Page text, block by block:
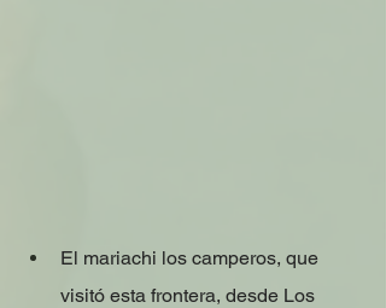
El mariachi los camperos, que
visitó esta frontera, desde Los